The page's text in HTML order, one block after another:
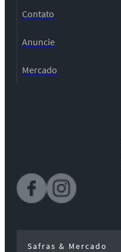
Contato
Anuncie
Mercado
Safras & Mercado